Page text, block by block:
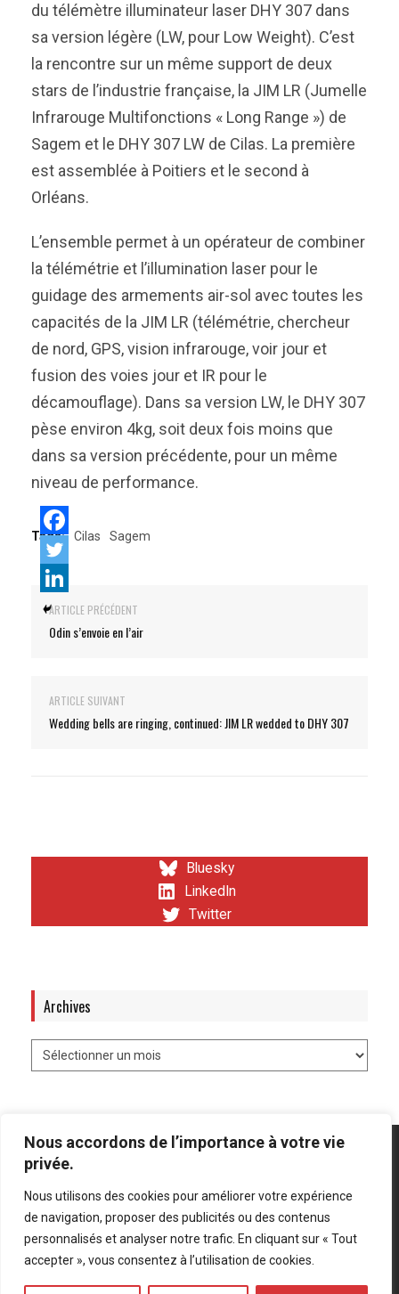
Nous accordons de l’importance à votre vie
privée.
Nous utilisons des cookies pour améliorer votre expérience
de navigation, proposer des publicités ou des contenus
personnalisés et analyser notre trafic. En cliquant sur « Tout
accepter », vous consentez à l’utilisation de cookies.
du télémètre illuminateur laser DHY 307 dans
sa version légère (LW, pour Low Weight). C’est
la rencontre sur un même support de deux
stars de l’industrie française, la JIM LR (Jumelle
Infrarouge Multifonctions « Long Range ») de
Sagem et le DHY 307 LW de Cilas. La première
est assemblée à Poitiers et le second à
Orléans.
L’ensemble permet à un opérateur de combiner
la télémétrie et l’illumination laser pour le
guidage des armements air-sol avec toutes les
capacités de la JIM LR (télémétrie, chercheur
de nord, GPS, vision infrarouge, voir jour et
fusion des voies jour et IR pour le
décamouflage). Dans sa version LW, le DHY 307
pèse environ 4kg, soit deux fois moins que
dans sa version précédente, pour un même
niveau de performance.
Tags: Cilas Sagem
ARTICLE PRÉCÉDENT
Odin s’envoie en l’air
ARTICLE SUIVANT
Wedding bells are ringing, continued: JIM LR wedded to DHY 307
Bluesky
LinkedIn
Twitter
Archives
Mentions légales Politique de confidentialité
Bluesky
LinkedIn
Twitter